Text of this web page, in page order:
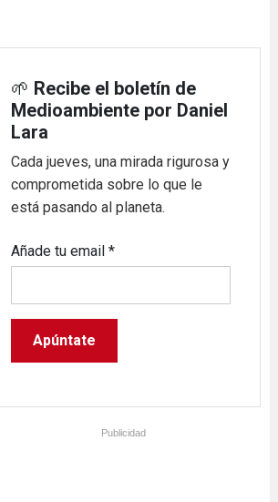
🌱 Recibe el boletín de
Medioambiente por Daniel
Lara
Cada jueves, una mirada rigurosa y
comprometida sobre lo que le
está pasando al planeta.
Añade tu email*
Publicidad